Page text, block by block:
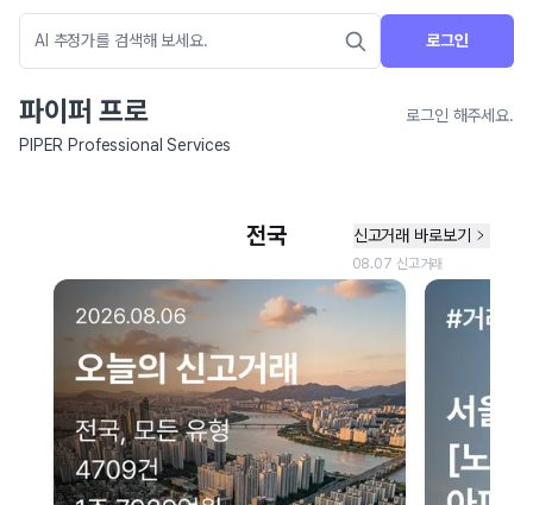
로그인
파이퍼 프로
로그인 해주세요.
PIPER Professional Services
네이버 지도 연결 안내